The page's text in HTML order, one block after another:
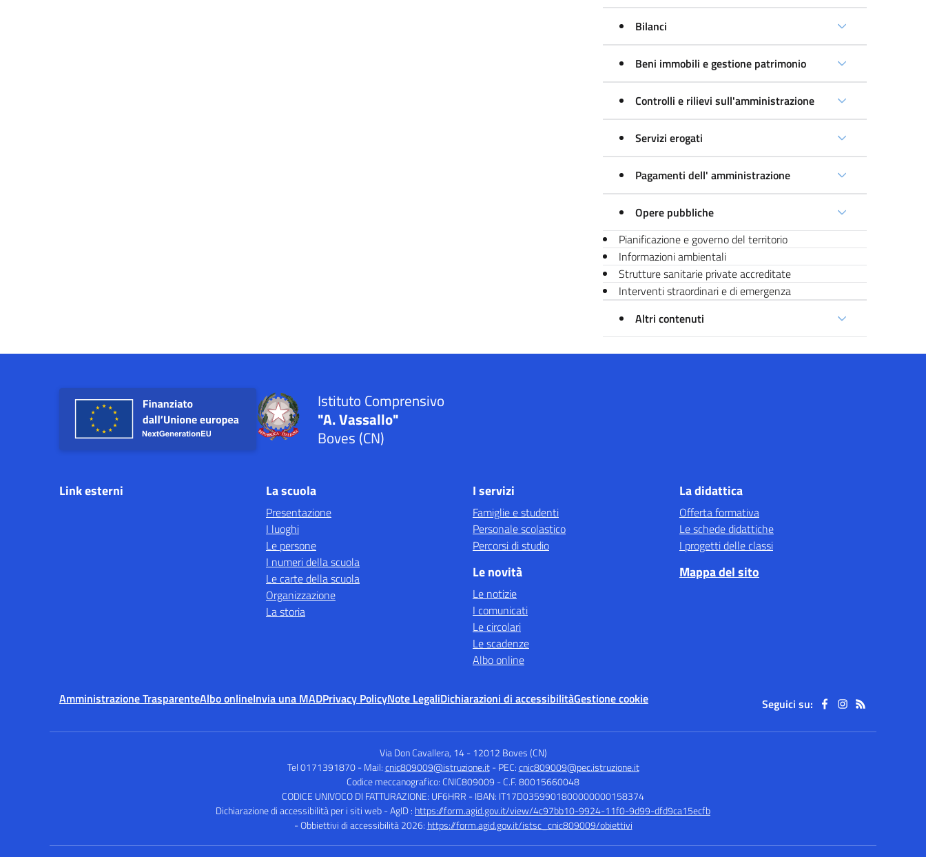
Bilanci
Beni immobili e gestione patrimonio
Controlli e rilievi sull'amministrazione
Servizi erogati
Pagamenti dell' amministrazione
Opere pubbliche
Pianificazione e governo del territorio
Informazioni ambientali
Strutture sanitarie private accreditate
Interventi straordinari e di emergenza
Altri contenuti
Istituto Comprensivo
"A. Vassallo"
Boves (CN)
Link esterni La scuola
Presentazione
I luoghi
Le persone
I numeri della scuola
Le carte della scuola
Organizzazione
La storia
I servizi
Famiglie e studenti
Personale scolastico
Percorsi di studio
Le novità
Le notizie
I comunicati
Le circolari
Le scadenze
Albo online
La didattica
Offerta formativa
Le schede didattiche
I progetti delle classi
Mappa del sito
Amministrazione TrasparenteAlbo onlineInvia una MADPrivacy PolicyNote LegaliDichiarazioni di accessibilitàGestione cookie Seguici su:
Via Don Cavallera, 14 -12012 Boves (CN)
Tel 0171391870 - Mail:cnic809009@istruzione.it - PEC:cnic809009@pec.istruzione.it
Codice meccanografico: CNIC809009 - C.F. 80015660048
CODICE UNIVOCO DI FATTURAZIONE: UF6HRR - IBAN: IT17D0359901800000000158374
Dichiarazione di accessibilità per i siti web - AgID : https://form.agid.gov.it/view/4c97bb10-9924-11f0-9d99-dfd9ca15ecfb
- Obbiettivi di accessibilità 2026: https://form.agid.gov.it/istsc_cnic809009/obiettivi